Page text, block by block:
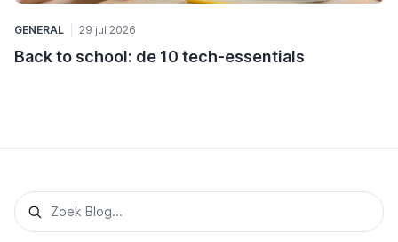
GENERAL 29 jul 2026
Back to school: de 10 tech-essentials